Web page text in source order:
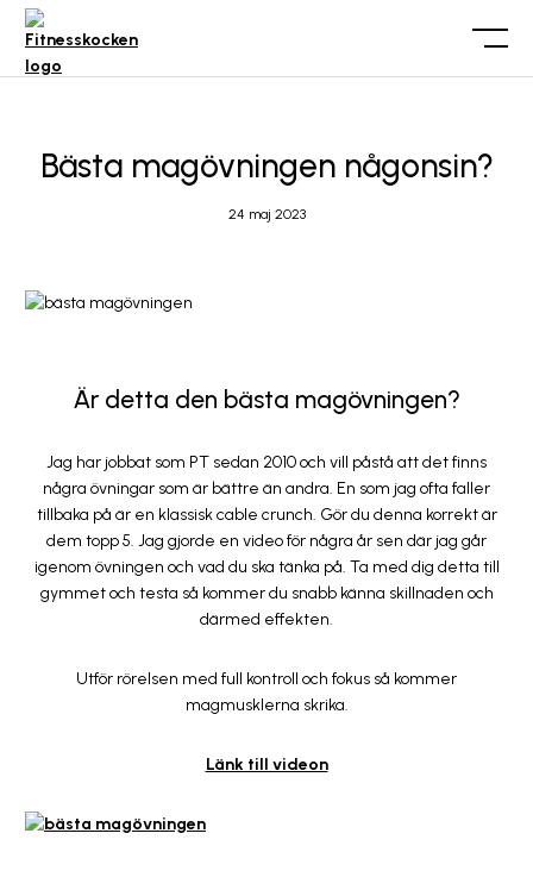
Bästa magövningen någonsin?
24 maj 2023
Är detta den bästa magövningen?
Jag har jobbat som PT sedan 2010 och vill påstå att det finns
några övningar som är bättre än andra. En som jag ofta faller
tillbaka på är en klassisk cable crunch. Gör du denna korrekt är
dem topp 5. Jag gjorde en video för några år sen där jag går
igenom övningen och vad du ska tänka på. Ta med dig detta till
gymmet och testa så kommer du snabb känna skillnaden och
därmed effekten.
Utför rörelsen med full kontroll och fokus så kommer
magmusklerna skrika.
Länk till videon